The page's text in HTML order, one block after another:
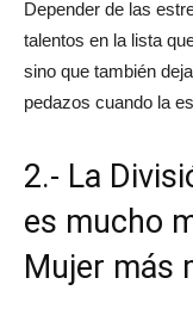
Depender de las
talentos en la lista
sino que también
pedazos cuando la
2.- La
es mucho
Mujer más